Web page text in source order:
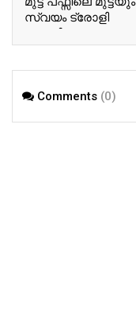
സ്വയം ട്രോളി
ബേസിലും
ടോവിനോയും!
Viral Photo
Comments (0)